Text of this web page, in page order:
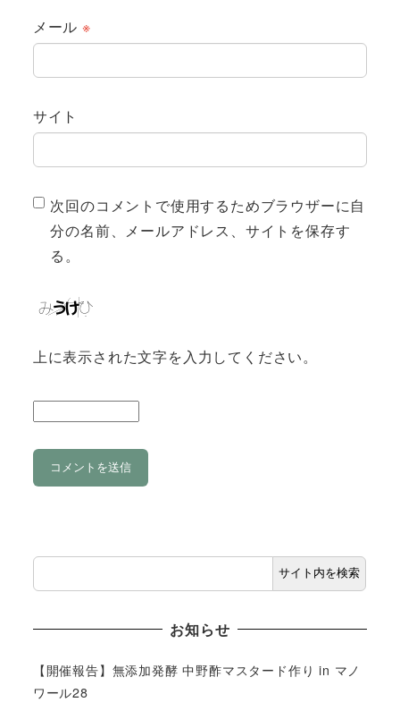
メール ※
サイト
次回のコメントで使用するためブラウザーに自
分の名前、メールアドレス、サイトを保存す
る。
上に表示された文字を入力してください。
サイト内を検索
お知らせ
【開催報告】無添加発酵 中野酢マスタード作り in マノ
ワール28